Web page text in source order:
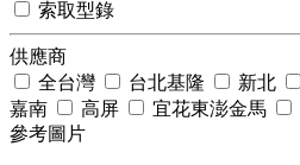
索取型錄
供應商
全台灣
台北基隆 新北
嘉南
高屏 宜花東澎金馬
參考圖片